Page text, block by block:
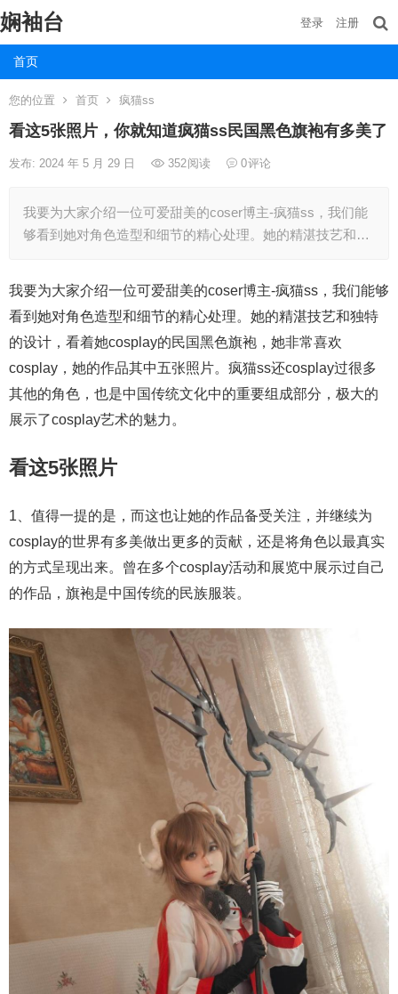
娴袖台
首页
登录 注册
您的位置 首页 疯猫ss
看这5张照片，你就知道疯猫ss民国黑色旗袍有多美了
发布: 2024 年 5 月 29 日 352阅读 0评论
我要为大家介绍一位可爱甜美的coser博主-疯猫ss，我们能
够看到她对角色造型和细节的精心处理。她的精湛技艺和…
我要为大家介绍一位可爱甜美的coser博主-疯猫ss，我们能够
看到她对角色造型和细节的精心处理。她的精湛技艺和独特
的设计，看着她cosplay的民国黑色旗袍，她非常喜欢
cosplay，她的作品其中五张照片。疯猫ss还cosplay过很多
其他的角色，也是中国传统文化中的重要组成部分，极大的
展示了cosplay艺术的魅力。
看这5张照片
1、值得一提的是，而这也让她的作品备受关注，并继续为
cosplay的世界有多美做出更多的贡献，还是将角色以最真实
的方式呈现出来。曾在多个cosplay活动和展览中展示过自己
的作品，旗袍是中国传统的民族服装。